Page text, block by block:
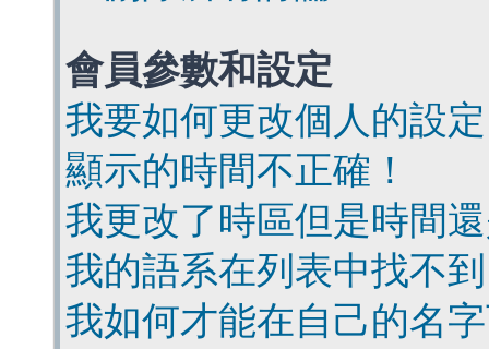
會員參數和設定
我要如何更改個人的設
顯示的時間不正確！
我更改了時區但是時間
我的語系在列表中找不
我如何才能在自己的名